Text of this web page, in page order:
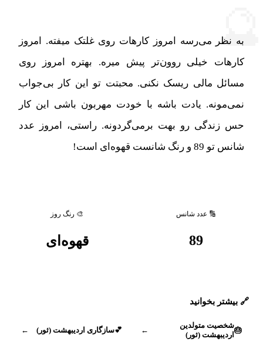
به نظر می‌رسه امروز کارهات روی غلتک میفته. امروز
کارهات خیلی روون‌تر پیش میره. بهتره امروز روی
مسائل مالی ریسک نکنی. محبتت تو این کار بی‌جواب
نمی‌مونه. یادت باشه با خودت مهربون باشی این کار
حس زندگی رو بهت برمی‌گردونه. راستی، امروز عدد
شانس تو 89 و رنگ شانست قهوه‌ای است!
🔢 عدد شانس
89
🎨 رنگ روز
قهوه‌ای
🔗 بیشتر بخوانید
🎂
شخصیت متولدین
اردیبهشت (ثور)
←
💕سازگاری اردیبهشت (ثور) ←